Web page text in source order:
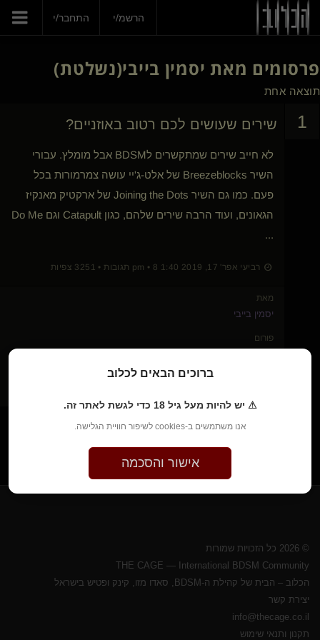
הרשמ/י התחבר/י
פרסומים מאת יסמין בייבי(נשלטת)
תוצאה אחת
1 שירים שעושים לכם רטוב באוזניים?
לא חייב שירים שמתקשרים לBDSM אבל מומלץ. עבורי
השיר Breezeblocks של אלט-ג'יי עושה צמרמורות בכל
פעם. כמו גם השיר Joining the Dots של ארקטיק מאנקיז
הגאונים, ועוד הרבה שירים שלהם, כגון Catapult וגם Do Me
...
רביעי אפר' 17, 2019 1:40 pm • 8 תגובות • 3251 צפיות
מאת
יסמין בייבי
פורום
© 2026 כל הזכויות שמורות
THE CAGE — International BDSM Community
הכלוב – הבית של קהילת ה-BDSM, סאדו מזו, קינק ופטיש בישראל
יצירת קשר
info@thecage.co.il
תקנון ותנאי שימוש
ברוכים הבאים לכלוב
⚠ יש להיות מעל גיל 18 כדי לגשת לאתר זה.
אנו משתמשים ב-cookies לשיפור חוויית הגלישה.
אישור והסכמה